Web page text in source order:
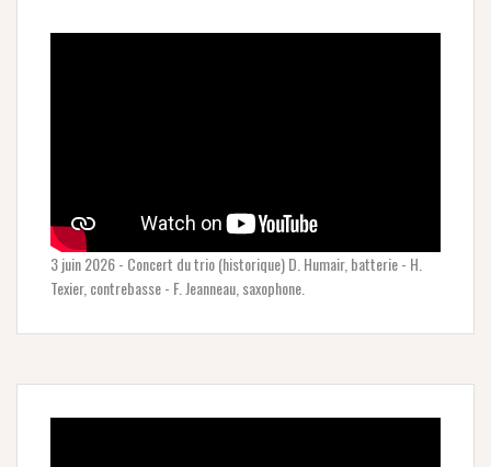
3 juin 2026 - Concert du trio (historique) D. Humair, batterie - H.
Texier, contrebasse - F. Jeanneau, saxophone.